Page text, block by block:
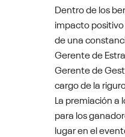
Dentro de los
impacto
de una
Gerente de
Gerente de
cargo de la
La premiación a
para los
lugar en el